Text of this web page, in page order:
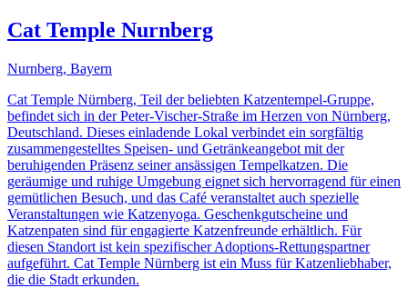
Cat Temple Nurnberg
Nurnberg, Bayern
Cat Temple Nürnberg, Teil der beliebten Katzentempel-Gruppe,
befindet sich in der Peter-Vischer-Straße im Herzen von Nürnberg,
Deutschland. Dieses einladende Lokal verbindet ein sorgfältig
zusammengestelltes Speisen- und Getränkeangebot mit der
beruhigenden Präsenz seiner ansässigen Tempelkatzen. Die
geräumige und ruhige Umgebung eignet sich hervorragend für einen
gemütlichen Besuch, und das Café veranstaltet auch spezielle
Veranstaltungen wie Katzenyoga. Geschenkgutscheine und
Katzenpaten sind für engagierte Katzenfreunde erhältlich. Für
diesen Standort ist kein spezifischer Adoptions-Rettungspartner
aufgeführt. Cat Temple Nürnberg ist ein Muss für Katzenliebhaber,
die die Stadt erkunden.